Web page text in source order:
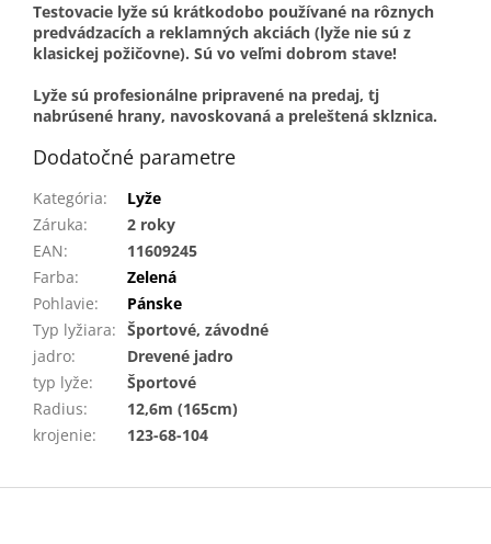
Testovacie lyže sú krátkodobo používané na rôznych
predvádzacích a reklamných akciách (lyže nie sú z
klasickej požičovne). Sú vo veľmi dobrom stave!
Lyže sú profesionálne pripravené na predaj, tj
nabrúsené hrany, navoskovaná a preleštená sklznica.
Dodatočné parametre
Kategória:
Lyže
Záruka:
2 roky
EAN:
11609245
Farba:
Zelená
Pohlavie:
Pánske
Typ lyžiara: Športové, závodné
jadro:
Drevené jadro
typ lyže:
Športové
Radius:
12,6m (165cm)
krojenie: 123-68-104
Z